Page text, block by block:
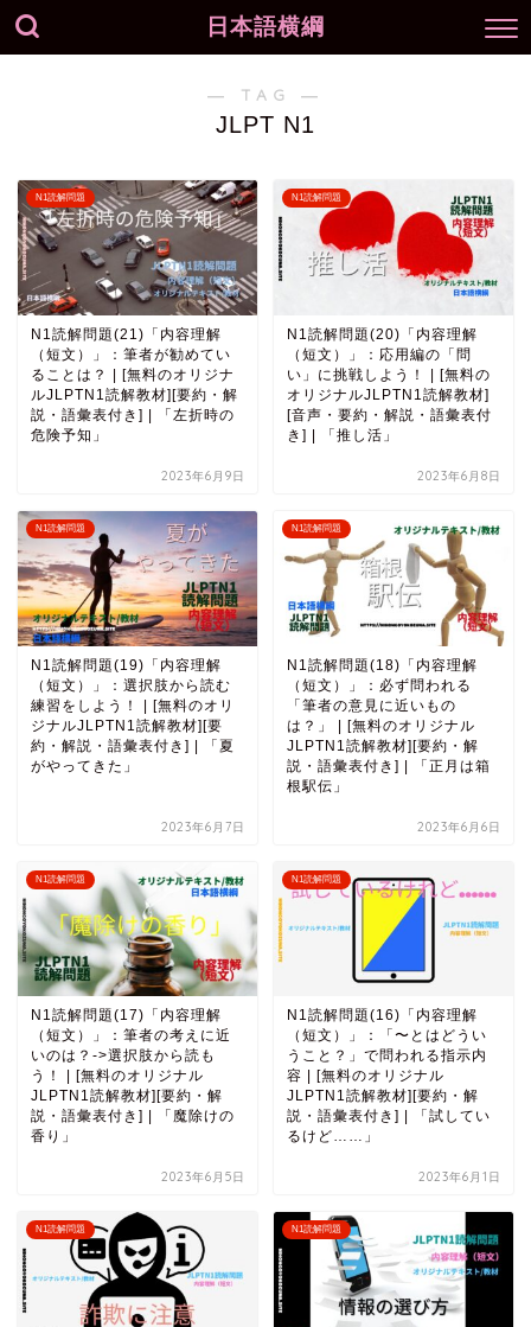
日本語横綱
― TAG ―
JLPT N1
N1読解問題
N1読解問題(21)「内容理解
（短文）」：筆者が勧めてい
ることは？ | [無料のオリジナ
ルJLPTN1読解教材][要約・解
説・語彙表付き] | 「左折時の
危険予知」
2023年6月9日
N1読解問題
N1読解問題(20)「内容理解
（短文）」：応用編の「問
い」に挑戦しよう！ | [無料の
オリジナルJLPTN1読解教材]
[音声・要約・解説・語彙表付
き] | 「推し活」
2023年6月8日
N1読解問題
N1読解問題(19)「内容理解
（短文）」：選択肢から読む
練習をしよう！ | [無料のオリ
ジナルJLPTN1読解教材][要
約・解説・語彙表付き] | 「夏
がやってきた」
2023年6月7日
N1読解問題
N1読解問題(18)「内容理解
（短文）」：必ず問われる
「筆者の意見に近いもの
は？」 | [無料のオリジナル
JLPTN1読解教材][要約・解
説・語彙表付き] | 「正月は箱
根駅伝」
2023年6月6日
N1読解問題
N1読解問題(17)「内容理解
（短文）」：筆者の考えに近
いのは？->選択肢から読も
う！ | [無料のオリジナル
JLPTN1読解教材][要約・解
説・語彙表付き] | 「魔除けの
香り」
2023年6月5日
N1読解問題
N1読解問題(16)「内容理解
（短文）」：「〜とはどうい
うこと？」で問われる指示内
容 | [無料のオリジナル
JLPTN1読解教材][要約・解
説・語彙表付き] | 「試してい
るけど……」
2023年6月1日
N1読解問題 N1読解問題